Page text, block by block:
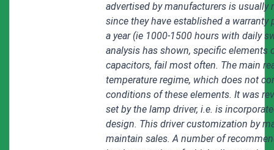
advertised by manufacturers is usually
since they have established a
a year (ie 1000-1500 hours with daily
analysis has shown, specific elements
capacitors, fail most often. The main
temperature regime, which does not
conditions of these elements. It was
set by the lamp driver, i.e. is
design. This driver customization by
maintain sales. A number of